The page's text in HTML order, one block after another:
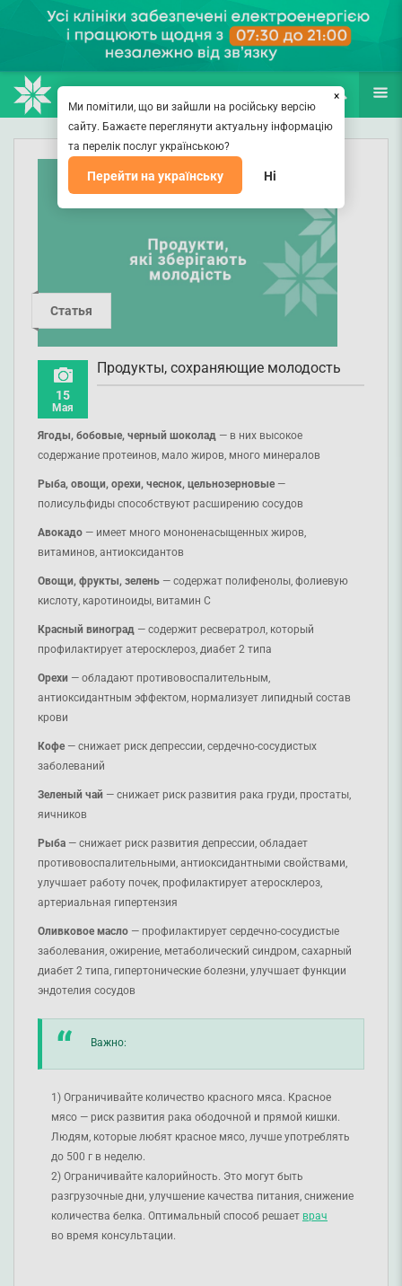
(067) 127-03-03
ПОИСК ЕЩЁ
Статья
15
Мая
Продукты, сохраняющие молодость
Ягоды, бобовые, черный шоколад — в них высокое
содержание протеинов, мало жиров, много минералов
Рыба, овощи, орехи, чеснок, цельнозерновые —
полисульфиды способствуют расширению сосудов
Авокадо — имеет много мононенасыщенных жиров,
витаминов, антиоксидантов
Овощи, фрукты, зелень — содержат полифенолы, фолиевую
кислоту, каротиноиды, витамин С
Красный виноград — содержит ресвератрол, который
профилактирует атеросклероз, диабет 2 типа
Орехи — обладают противовоспалительным,
антиоксидантным эффектом, нормализует липидный состав
крови
Кофе — снижает риск депрессии, сердечно-сосудистых
заболеваний
Зеленый чай — снижает риск развития рака груди, простаты,
яичников
Рыба — снижает риск развития депрессии, обладает
противовоспалительными, антиоксидантными свойствами,
улучшает работу почек, профилактирует атеросклероз,
артериальная гипертензия
Оливковое масло — профилактирует сердечно-сосудистые
заболевания, ожирение, метаболический синдром, сахарный
диабет 2 типа, гипертонические болезни, улучшает функции
эндотелия сосудов
Важно:
Ограничивайте количество красного мяса. Красное
мясо — риск развития рака ободочной и прямой кишки.
Людям, которые любят красное мясо, лучше употреблять
до 500 г в неделю.
Ограничивайте калорийность. Это могут быть
разгрузочные дни, улучшение качества питания, снижение
количества белка. Оптимальный способ решает врач
во время консультации.
×
Ми помітили, що ви зайшли на російську версію
сайту. Бажаєте переглянути актуальну інформацію
та перелік послуг українською?
Перейти на українську Ні